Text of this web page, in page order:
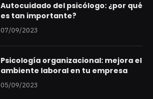
Autocuidado del psicólogo: ¿por qué
es tan importante?
07/09/2023
Psicología organizacional: mejora el
ambiente laboral en tu empresa
05/09/2023